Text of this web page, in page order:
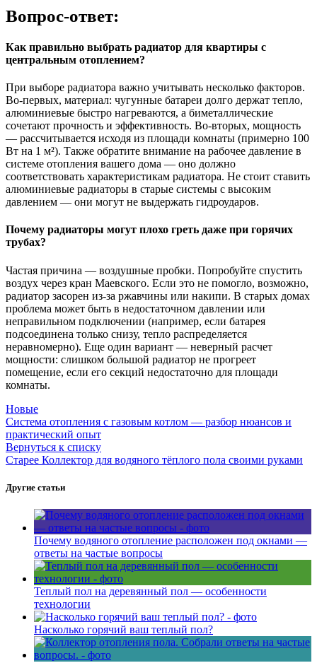
Вопрос-ответ:
Как правильно выбрать радиатор для квартиры с
центральным отоплением?
При выборе радиатора важно учитывать несколько факторов.
Во-первых, материал: чугунные батареи долго держат тепло,
алюминиевые быстро нагреваются, а биметаллические
сочетают прочность и эффективность. Во-вторых, мощность
— рассчитывается исходя из площади комнаты (примерно 100
Вт на 1 м²). Также обратите внимание на рабочее давление в
системе отопления вашего дома — оно должно
соответствовать характеристикам радиатора. Не стоит ставить
алюминиевые радиаторы в старые системы с высоким
давлением — они могут не выдержать гидроударов.
Почему радиаторы могут плохо греть даже при горячих
трубах?
Частая причина — воздушные пробки. Попробуйте спустить
воздух через кран Маевского. Если это не помогло, возможно,
радиатор засорен из-за ржавчины или накипи. В старых домах
проблема может быть в недостаточном давлении или
неправильном подключении (например, если батарея
подсоединена только снизу, тепло распределяется
неравномерно). Еще один вариант — неверный расчет
мощности: слишком большой радиатор не прогреет
помещение, если его секций недостаточно для площади
комнаты.
Новые
Система отопления с газовым котлом — разбор нюансов и
практический опыт
Вернуться к списку
Старее Коллектор для водяного тёплого пола своими руками
Другие статьи
Почему водяного отопление расположен под окнами —
ответы на частые вопросы
Теплый пол на деревянный пол — особенности
технологии
Насколько горячий ваш теплый пол?